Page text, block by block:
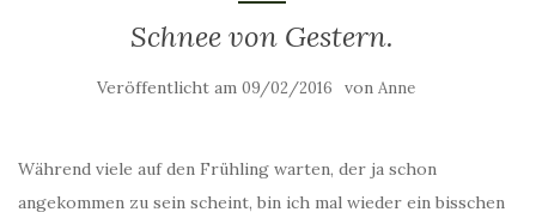
Schnee von Gestern.
Veröffentlicht am 09/02/2016 von Anne
Während viele auf den Frühling warten, der ja schon
angekommen zu sein scheint, bin ich mal wieder ein bisschen